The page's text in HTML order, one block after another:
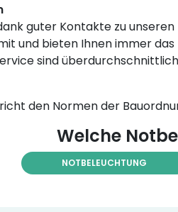
guter Kontakte zu
und bieten Ihnen immer
sind
den Normen der
Welche
NOTBELEUCHTUNG